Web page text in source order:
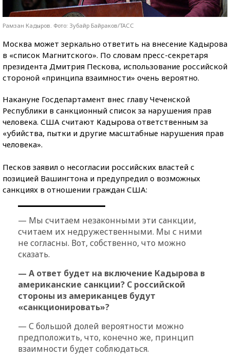
Рамзан Кадыров. Фото: Зубайр Байраков/ТАСС
Москва может зеркально ответить на внесение Кадырова
в «список Магнитского». По словам пресс-секретаря
президента Дмитрия Пескова, использование российской
стороной «принципа взаимности» очень вероятно.
Накануне Госдепартамент внес главу Чеченской
Республики в санкционный список за нарушения прав
человека. США считают Кадырова ответственным за
«убийства, пытки и другие масштабные нарушения прав
человека».
Песков заявил о несогласии российских властей с
позицией Вашингтона и предупредил о возможных
санкциях в отношении граждан США:
— Мы считаем незаконными эти санкции,
считаем их недружественными. Мы с ними
не согласны. Вот, собственно, что можно
сказать.
— А ответ будет на включение Кадырова в
американские санкции? С российской
стороны из американцев будут
«санкционировать»?
— С большой долей вероятности можно
предположить, что, конечно же, принцип
взаимности будет соблюдаться.